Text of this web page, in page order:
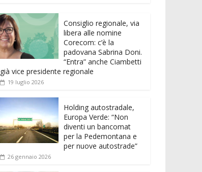
b
o
o
k
er
A
p
p
n
g
er
t
k
e
dI
n
n
di
vi
di
Consiglio regionale, via
libera alle nomine
Corecom: c’è la
padovana Sabrina Doni.
“Entra” anche Ciambetti
già vice presidente regionale
19 luglio 2026
Holding autostradale,
Europa Verde: “Non
diventi un bancomat
per la Pedemontana e
per nuove autostrade”
26 gennaio 2026